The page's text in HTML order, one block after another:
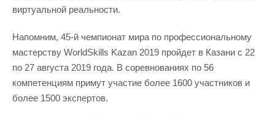
виртуальной реальности.
Напомним, 45-й чемпионат мира по профессиональному
мастерству WorldSkills Kazan 2019 пройдет в Казани с 22
по 27 августа 2019 года. В соревнованиях по 56
компетенциям примут участие более 1600 участников и
более 1500 экспертов.